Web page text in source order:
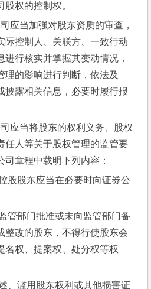
权的控制权。
际控制人、关联方、一致行动
进行核实并掌握其变动情况，
理的影响进行判断，依法及
披露相关信息，必要时履行报
任人等关于股权管理的监管要
章程中载明下列内容：
整改的股东，不得行使股东会
名权、提案权、处分权等权